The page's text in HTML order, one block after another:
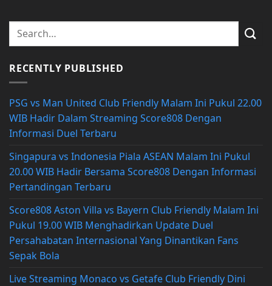
RECENTLY PUBLISHED
PSG vs Man United Club Friendly Malam Ini Pukul 22.00
WIB Hadir Dalam Streaming Score808 Dengan
Informasi Duel Terbaru
Singapura vs Indonesia Piala ASEAN Malam Ini Pukul
20.00 WIB Hadir Bersama Score808 Dengan Informasi
Pertandingan Terbaru
Score808 Aston Villa vs Bayern Club Friendly Malam Ini
Pukul 19.00 WIB Menghadirkan Update Duel
Persahabatan Internasional Yang Dinantikan Fans
Sepak Bola
Live Streaming Monaco vs Getafe Club Friendly Dini